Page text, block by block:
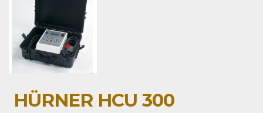
HÜRNER HCU 300